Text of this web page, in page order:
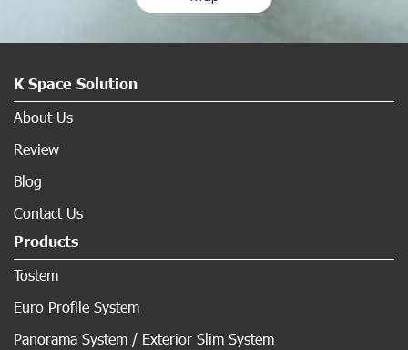
K Space Solution
About Us
Review
Blog
Contact Us
Products
Tostem
Euro Profile System
Panorama System / Exterior Slim System